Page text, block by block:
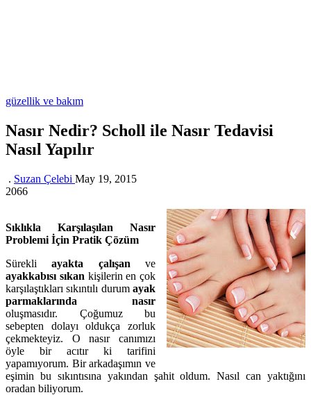
güzellik ve bakım
Nasır Nedir? Scholl ile Nasır Tedavisi
Nasıl Yapılır
. Suzan Çelebi May 19, 2015
2066
Sıklıkla Karşılaşılan Nasır
Problemi İçin Pratik Çözüm
Sürekliayakta çalışan ve
ayakkabısı sıkan kişilerin en çok
karşılaştıkları sıkıntılı durum ayak
parmaklarında nasır
oluşmasıdır. Çoğumuz bu
sebepten dolayı oldukça zorluk
çekmekteyiz. O nasır canımızı
öyle bir acıtır ki tarifini
yapamıyorum. Bir arkadaşımın ve
eşimin bu sıkıntısına yakından şahit oldum. Nasıl can yaktığını
oradan biliyorum.